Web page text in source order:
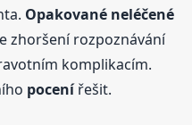
Opakované neléčené
zhoršení rozpoznávání
komplikacím.
pocenířešit.